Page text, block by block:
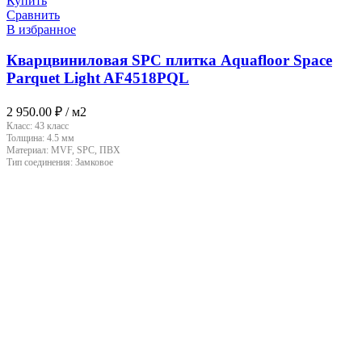
Сравнить
В избранное
Кварцвиниловая SPC плитка Aquafloor Space
Parquet Light AF4518PQL
2 950.00 ₽ / м2
Класс: 43 класс
Толщина: 4.5 мм
Материал: MVF, SPC, ПВХ
Тип соединения: Замковое